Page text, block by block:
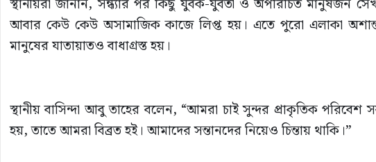
আবার কেউ কেউ অসামাজিক কাজে লিপ্ত হয়। এতে পুরো এলাকা
মানুষের যাতায়াতও বাধাগ্রস্ত হয়।
স্থানীয় বাসিন্দা আবু তাহের বলেন, “আমরা চাই সুন্দর প্রাকৃতিক
হয়, তাতে আমরা বিব্রত হই। আমাদের সন্তানদের নিয়েও চিন্তায় থাকি।”